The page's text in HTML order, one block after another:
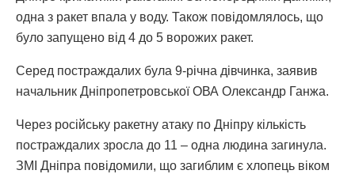
одна з ракет впала у воду. Також повідомлялось, що
було запущено від 4 до 5 ворожих ракет.
Серед постраждалих була 9-річна дівчинка, заявив
начальник Дніпропетровської ОВА Олександр Ганжа.
Через російську ракетну атаку по Дніпру кількість
постраждалих зросла до 11 – одна людина загинула.
ЗМІ Дніпра повідомили, що загиблим є хлопець віком